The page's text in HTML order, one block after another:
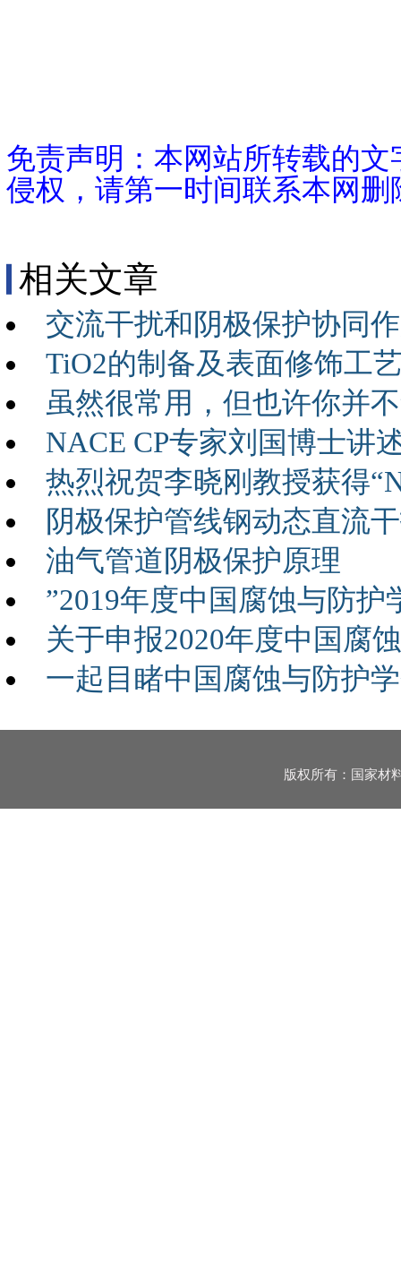
免责声明：本网站所转载的
侵权，请第一时间联系本网删
相关文章
交流干扰和阴极保护协同
TiO2的制备及表面修饰工
虽然很常用，但也许你并
NACE CP专家刘国博士讲
热烈祝贺李晓刚教授获得
阴极保护管线钢动态直流
油气管道阴极保护原理
”2019年度中国腐蚀与防
关于申报2020年度中国腐
一起目睹中国腐蚀与防护
版权所有：国家材